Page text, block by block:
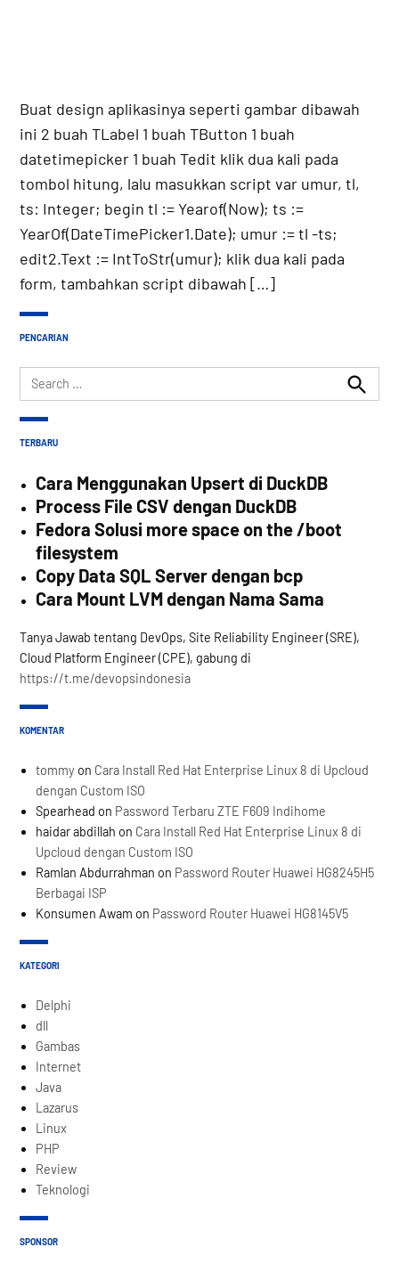
Buat design aplikasinya seperti gambar dibawah
ini 2 buah TLabel 1 buah TButton 1 buah
datetimepicker 1 buah Tedit klik dua kali pada
tombol hitung, lalu masukkan script var umur, tl,
ts: Integer; begin tl := Yearof(Now); ts :=
YearOf(DateTimePicker1.Date); umur := tl -ts;
edit2.Text := IntToStr(umur); klik dua kali pada
form, tambahkan script dibawah […]
PENCARIAN
Search
for:
Search
TERBARU
Cara Menggunakan Upsert di DuckDB
Process File CSV dengan DuckDB
Fedora Solusi more space on the /boot
filesystem
Copy Data SQL Server dengan bcp
Cara Mount LVM dengan Nama Sama
Tanya Jawab tentang DevOps, Site Reliability Engineer (SRE),
Cloud Platform Engineer (CPE), gabung di
https://t.me/devopsindonesia
KOMENTAR
tommy on Cara Install Red Hat Enterprise Linux 8 di Upcloud
dengan Custom ISO
Spearhead on Password Terbaru ZTE F609 Indihome
haidar abdillah on Cara Install Red Hat Enterprise Linux 8 di
Upcloud dengan Custom ISO
Ramlan Abdurrahman on Password Router Huawei HG8245H5
Berbagai ISP
Konsumen Awam on Password Router Huawei HG8145V5
KATEGORI
Delphi
dll
Gambas
Internet
Java
Lazarus
Linux
PHP
Review
Teknologi
SPONSOR